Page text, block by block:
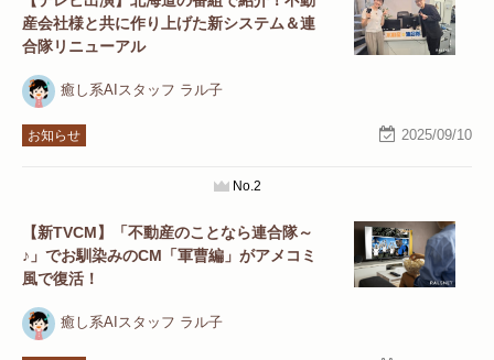
産会社様と共に作り上げた新システム＆連
合隊リニューアル
癒し系AIスタッフ ラル子
お知らせ 2025/09/10
No.2
【新TVCM】「不動産のことなら連合隊～
♪」でお馴染みのCM「軍曹編」がアメコミ
風で復活！
癒し系AIスタッフ ラル子